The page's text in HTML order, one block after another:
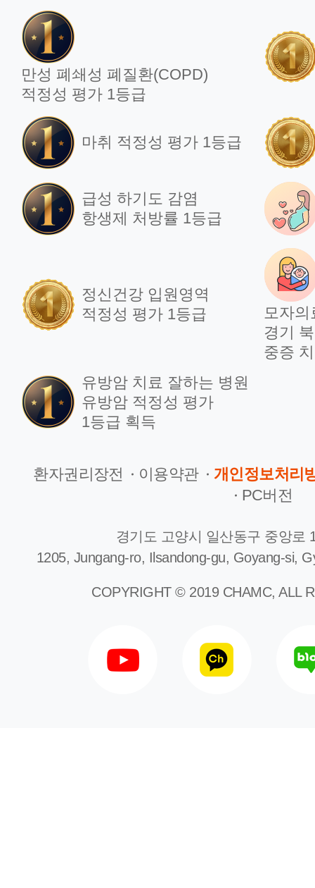
만성 폐쇄성 폐질환(COPD)
적정성 평가 1등급
마취 적정성 평가 1등급
급성 하기도 감염
항생제 처방률 1등급
정신건강 입원영역
적정성 평가 1등급
모자
경기
중증
유방암 치료 잘하는 병원
유방암 적정성 평가
1등급 획득
환자권리장전 이용약관
개인정보처리
PC버전
경기도 고양시 일산동구 중앙로
1205, Jungang-ro, Ilsandong-gu, Goyang-si,
COPYRIGHT © 2019 CHAMC, ALL